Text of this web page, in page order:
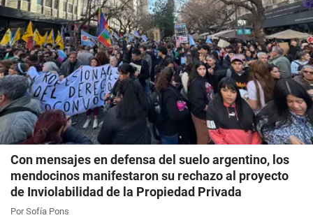
Con mensajes en defensa del suelo argentino, los
mendocinos manifestaron su rechazo al proyecto
de Inviolabilidad de la Propiedad Privada
Por Sofía Pons